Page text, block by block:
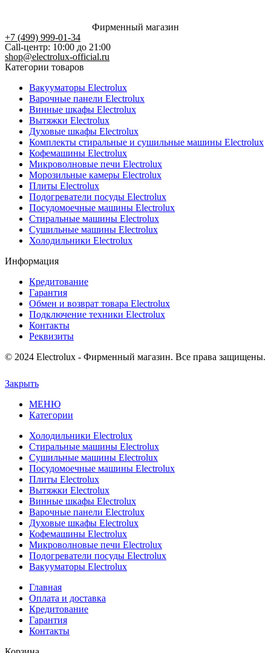
Фирменный магазин
+7 (499) 999-01-34
Call-центр: 10:00 до 21:00
shop@electrolux-official.ru
Категории товаров
Вакууматоры Electrolux
Варочные панели Electrolux
Винные шкафы Electrolux
Вытяжки Electrolux
Духовые шкафы Electrolux
Комплекты стиральные и сушильные машины Electrolux
Кофемашины Electrolux
Микроволновые печи Electrolux
Морозильные камеры Electrolux
Плиты Electrolux
Подогреватели посуды Electrolux
Посудомоечные машины Electrolux
Стиральные машины Electrolux
Сушильные машины Electrolux
Холодильники Electrolux
Информация
Кредитование
Гарантия
Обмен и возврат товара Electrolux
Подключение техники Electrolux
Контакты
Реквизиты
© 2024 Electrolux - Фирменный магазин. Все права защищены.
Закрыть
МЕНЮ
Категории
Холодильники Electrolux
Стиральные машины Electrolux
Сушильные машины Electrolux
Посудомоечные машины Electrolux
Плиты Electrolux
Вытяжки Electrolux
Винные шкафы Electrolux
Варочные панели Electrolux
Духовые шкафы Electrolux
Кофемашины Electrolux
Микроволновые печи Electrolux
Подогреватели посуды Electrolux
Вакууматоры Electrolux
Главная
Оплата и доставка
Кредитование
Гарантия
Контакты